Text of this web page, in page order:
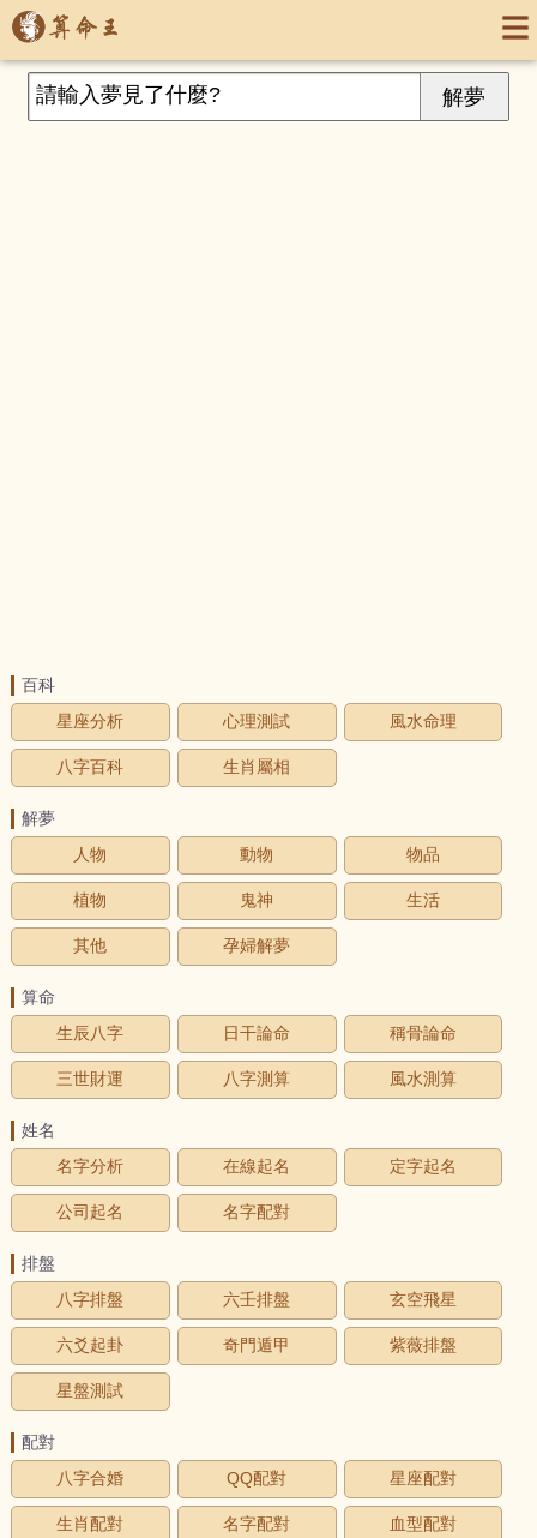
百科
星座分析
心理測試 風水命理
八字百科 生肖屬相
解夢
人物
動物 物品
植物 鬼神 生活
其他 孕婦解夢
算命
生辰八字
日干論命 稱骨論命
三世財運 八字測算 風水測算
姓名
名字分析
在線起名 定字起名
公司起名 名字配對
排盤
八字排盤
六壬排盤 玄空飛星
六爻起卦 奇門遁甲 紫薇排盤
星盤測試
配對
八字合婚
QQ配對 星座配對
生肖配對 名字配對 血型配對